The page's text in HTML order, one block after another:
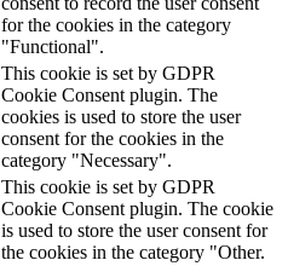
for the cookies in the category
"Functional".
This cookie is set by GDPR
Cookie Consent plugin. The
cookies is used to store the user
consent for the cookies in the
category "Necessary".
This cookie is set by GDPR
Cookie Consent plugin. The cookie
is used to store the user consent for
the cookies in the category "Other.